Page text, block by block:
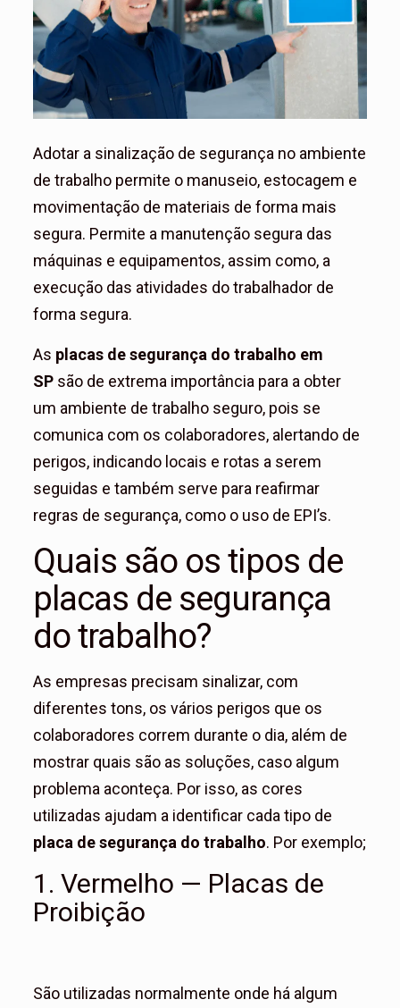
Adotar a sinalização de segurança no ambiente
de trabalho permite o manuseio, estocagem e
movimentação de materiais de forma mais
segura. Permite a manutenção segura das
máquinas e equipamentos, assim como, a
execução das atividades do trabalhador de
forma segura.
As placas de segurança do trabalho em
SPsão de extrema importância para a obter
um ambiente de trabalho seguro, pois se
comunica com os colaboradores, alertando de
perigos, indicando locais e rotas a serem
seguidas e também serve para reafirmar
regras de segurança, como o uso de EPI’s.
Quais são os tipos de
placas de segurança
do trabalho?
As empresas precisam sinalizar, com
diferentes tons, os vários perigos que os
colaboradores correm durante o dia, além de
mostrar quais são as soluções, caso algum
problema aconteça. Por isso, as cores
utilizadas ajudam a identificar cada tipo de
placa de segurança do trabalho. Por exemplo;
1. Vermelho — Placas de
Proibição
São utilizadas normalmente onde há algum